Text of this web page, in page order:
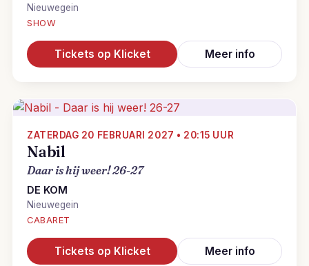
Nieuwegein
SHOW
Tickets op Klicket Meer info
ZATERDAG 20 FEBRUARI 2027 • 20:15 UUR
Nabil
Daar is hij weer! 26-27
DE KOM
Nieuwegein
CABARET
Tickets op Klicket Meer info